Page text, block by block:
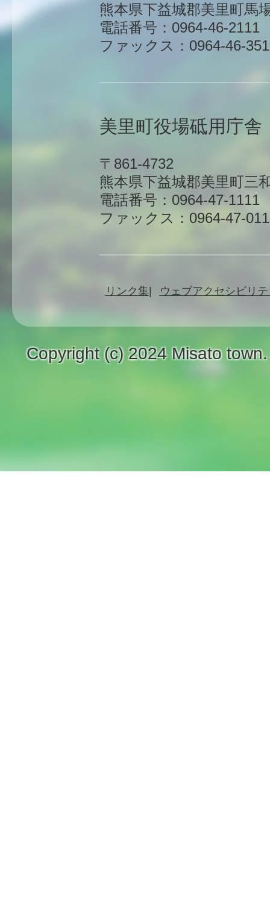
熊本県下益城郡美里町馬
電話番号：0964-46-2111
ファックス：0964-46-
美里町役場砥用庁舎
〒861-4732
熊本県下益城郡美里町三
電話番号：0964-47-1111
ファックス：0964-47-
リンク集 ウェブアクセシビリ
Copyright (c) 2024 Misato